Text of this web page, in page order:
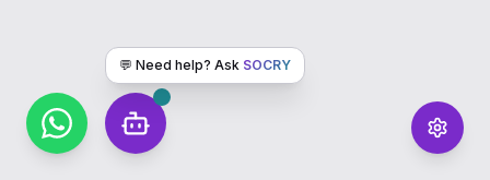
💬 Need help? Ask SOCRY